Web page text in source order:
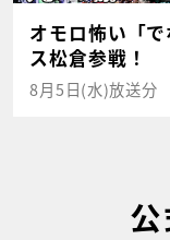
オモロ怖い「
ス松倉参戦！
8月5日(水)放送分